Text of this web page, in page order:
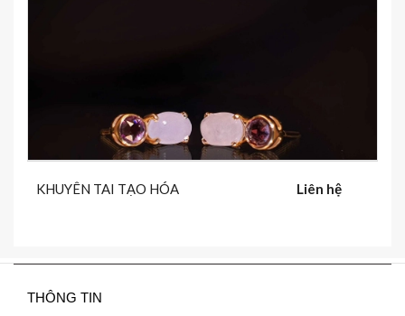
KHUYÊN TAI TẠO HÓA Liên hệ
THÔNG TIN